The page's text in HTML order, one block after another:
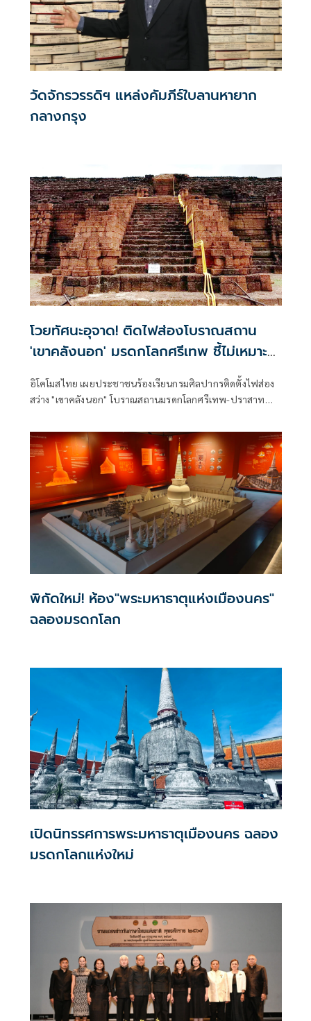
วัดจักรวรรดิฯ แหล่งคัมภีร์ใบลานหายาก
กลางกรุง
โวยทัศนะอุจาด! ติดไฟส่องโบราณสถาน
'เขาคลังนอก' มรดกโลกศรีเทพ ชี้ไม่เหมาะ
อิโคโมสไทย เผยประชาชนร้องเรียนกรมศิลปากรติดตั้งไฟส่อง
สว่าง "เขาคลังนอก" โบราณสถานมรดกโลกศรีเทพ-ปราสาท
เวท” ร่อนหนังสือถึงนายกฯ - รมว.วัฒนธรรม ห่วงกระทบทำ
เสนอขึ้นทะเบียน “ปราสาทเมืองต่ำ” เป็นมรดกโลก
พิกัดใหม่! ห้อง"พระมหาธาตุแห่งเมืองนคร"
ฉลองมรดกโลก
เปิดนิทรรศการพระมหาธาตุเมืองนคร ฉลอง
มรดกโลกแห่งใหม่